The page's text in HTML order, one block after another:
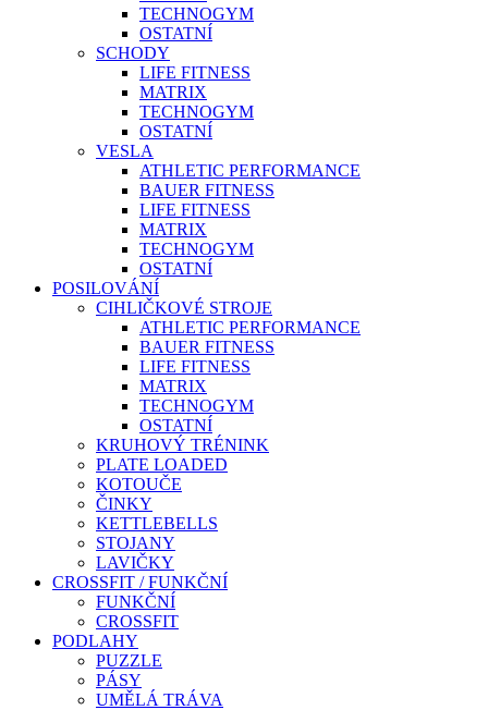
TECHNOGYM
OSTATNÍ
SCHODY
LIFE FITNESS
MATRIX
TECHNOGYM
OSTATNÍ
VESLA
ATHLETIC PERFORMANCE
BAUER FITNESS
LIFE FITNESS
MATRIX
TECHNOGYM
OSTATNÍ
POSILOVÁNÍ
CIHLIČKOVÉ STROJE
ATHLETIC PERFORMANCE
BAUER FITNESS
LIFE FITNESS
MATRIX
TECHNOGYM
OSTATNÍ
KRUHOVÝ TRÉNINK
PLATE LOADED
KOTOUČE
ČINKY
KETTLEBELLS
STOJANY
LAVIČKY
CROSSFIT / FUNKČNÍ
FUNKČNÍ
CROSSFIT
PODLAHY
PUZZLE
PÁSY
UMĚLÁ TRÁVA